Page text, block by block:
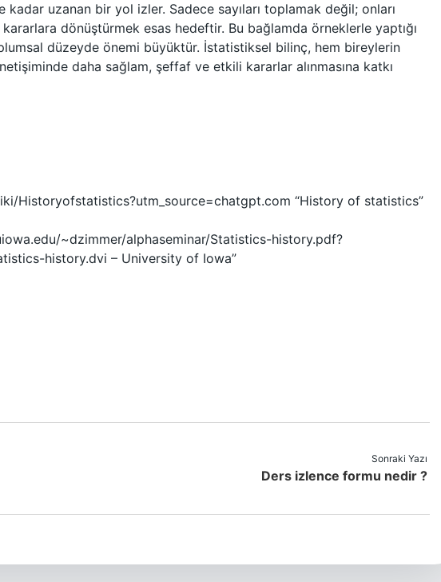
uzanan bir yol izler. Sadece sayıları toplamak değil; onları
dönüştürmek esas hedeftir. Bu bağlamda örneklerle yaptığı
düzeyde önemi büyüktür. İstatistiksel bilinç, hem bireylerin
daha sağlam, şeffaf ve etkili kararlar alınmasına katkı
Historyofstatistics?utm_source=chatgpt.com “History of statistics”
~dzimmer/alphaseminar/Statistics-history.pdf?
history.dvi – University of Iowa”
Sonraki Yazı
Ders izlence formu nedir ?